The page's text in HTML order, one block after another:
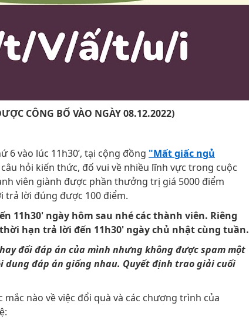
CÔNG BỐ VÀO NGÀY 08.12.2022)
6 vào lúc 11h30’, tại cộng đồng "Mất giấc ngủ
hỏi kiến thức, đố vui về nhiều lĩnh vực trong cuộc
viên giành được phần thưởng trị giá 5000 điểm
lời đúng được 100 điểm.
11h30' ngày hôm sau nhé các thành viên. Riêng
hạn trả lời đến 11h30' ngày chủ nhật cùng tuần.
đổi đáp án của mình nhưng không được spam một
dung đáp án giống nhau. Quyết định trao giải cuối
mắc nào về việc đổi quà và các chương trình của